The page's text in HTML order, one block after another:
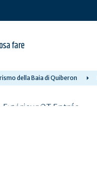
fare
della Baia di Quiberon